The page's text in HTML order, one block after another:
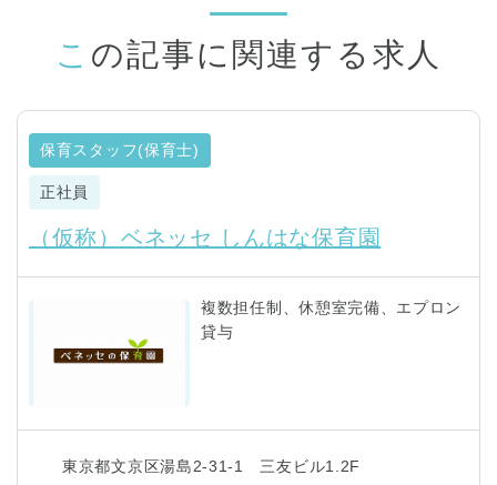
この記事に関連する求人
保育スタッフ(保育士)
正社員
（仮称）ベネッセ しんはな保育園
複数担任制、休憩室完備、エプロン
貸与
東京都文京区湯島2-31-1 三友ビル1.2F